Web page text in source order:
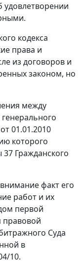
удовлетворении
кодекса
права и
из договоров и
законом, но
между
01.01.2010
которого
37 Гражданского
факт его
работ и их
первой
правовой
Суда
в
10.